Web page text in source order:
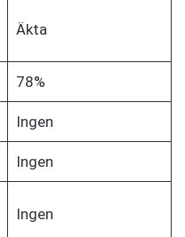
Äkta
78%
Ingen
Ingen
Ingen